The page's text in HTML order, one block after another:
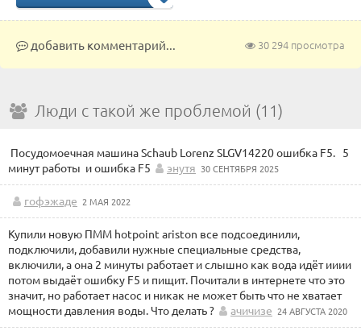
30 294 просмотра
добавить комментарий...
Люди с такой же проблемой (11)
Посудомоечная машина Schaub Lorenz SLGV14220 ошибка F5. 5
минут работы и ошибка F5
энутя 30 СЕНТЯБРЯ 2025
гофэжаде 2 МАЯ 2022
Купили новую ПММ hotpoint ariston все подсоединили,
подключили, добавили нужные специальные средства,
включили, а она 2 минуты работает и слышно как вода идёт ииии
потом выдаёт ошибку F5 и пищит. Почитали в интернете что это
значит, но работает насос и никак не может быть что не хватает
мощности давления воды. Что делать ?
ачичизе 24 АВГУСТА 2020